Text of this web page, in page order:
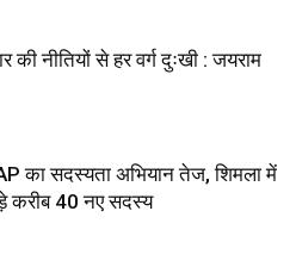
की नीतियों से हर वर्ग दुःखी : जयराम
का सदस्यता अभियान तेज, शिमला में
करीब 40 नए सदस्य